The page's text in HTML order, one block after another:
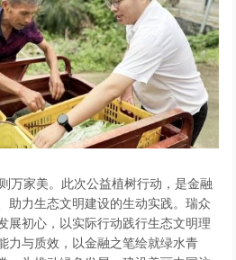
万家美。此次公益植树行动，是金融
助力生态文明建设的生动实践。瑞众
展初心，以实际行动践行生态文明理
力与质效，以金融之笔绘就绿水青